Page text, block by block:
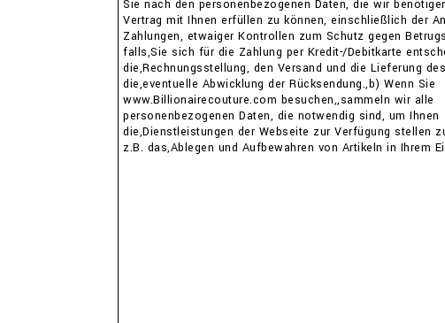
Sie nach den personenbezogenen Daten, die wir
Vertrag mit Ihnen erfüllen zu können, einschließlich der
Zahlungen, etwaiger Kontrollen zum Schutz gegen
falls,Sie sich für die Zahlung per Kredit-/Debitkarte
die,Rechnungsstellung, den Versand und die Lieferung
die,eventuelle Abwicklung der Rücksendung.,b) Wenn Sie
www.Billionairecouture.com besuchen,,sammeln wir alle
personenbezogenen Daten, die notwendig sind, um Ihnen
die,Dienstleistungen der Webseite zur Verfügung stellen
z.B. das,Ablegen und Aufbewahren von Artikeln in Ihrem